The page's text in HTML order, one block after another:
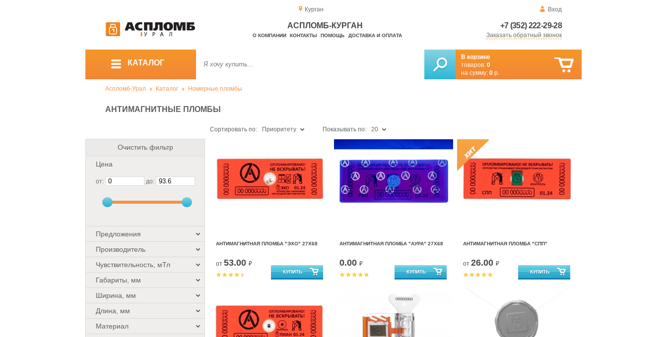
Курган Вход
+7 (352) 222-29-28
Заказать обратный звонок
АСПЛОМБ-КУРГАН
О КОМПАНИИ КОНТАКТЫ ПОМОЩЬ ДОСТАВКА И ОПЛАТА
КАТАЛОГ
В корзине
товаров: 0
на сумму: 0 р.
Аспломб-Урал Каталог Номерные пломбы
АНТИМАГНИТНЫЕ ПЛОМБЫ
Очистить фильтр
Цена
от: до:
Предложения
Производитель
Чувствительность, мТл
Габариты, мм
Ширина, мм
Длина, мм
Материал
Сортировать по: Приоритету Показывать по: 20
АНТИМАГНИТНАЯ ПЛОМБА "ЭХО" 27Х68
от 53.00 ₽
АНТИМАГНИТНАЯ ПЛОМБА "АУРА" 27Х68
0.00 ₽
АНТИМАГНИТНАЯ ПЛОМБА "СПП"
от 26.00 ₽